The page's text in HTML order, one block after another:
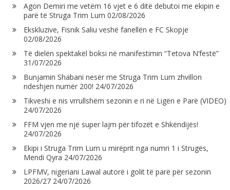
Agon Demiri me vetëm 16 vjet e 6 ditë debutoi me ekipin e
parë të Struga Trim Lum 02/08/2026
Ekskluzive, Fisnik Saliu veshë fanellën e FC Skopje
02/08/2026
Të dielën spektakël boksi në manifestimin “Tetova N’festë”
31/07/2026
Bunjamin Shabani nesër me Struga Trim Lum zhvillon
ndeshjen numër 200! 24/07/2026
Tikveshi e nis vrrullshëm sezonin e ri në Ligën e Parë (VIDEO)
24/07/2026
FFM vjen me një super lajm për tifozët e Shkëndijës!
24/07/2026
Ekipi i Struga Trim Lum u mirëprit nga numri 1 i Strugës,
Mendi Qyra 24/07/2026
LPFMV, nigeriani Lawal autorë i golit të parë për sezonin
2026/27 24/07/2026